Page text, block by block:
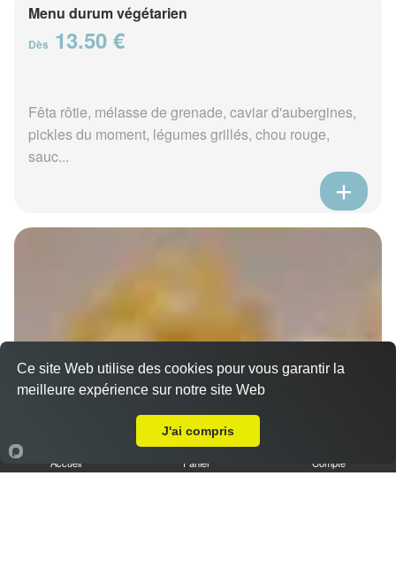
Menu durum végétarien
Dès 13.50 €
Fêta rôtie, mélasse de grenade, caviar d'aubergines,
pickles du moment, légumes grillés, chou rouge,
sauc...
Accueil Panier Compte
Ce site Web utilise des cookies pour vous garantir la
meilleure expérience sur notre site Web
J'ai compris